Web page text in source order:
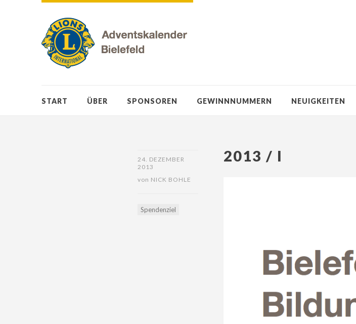
START ÜBER SPONSOREN GEWINNNUMMERN NEUIGKEITEN
24. DEZEMBER
2013
von NICK BOHLE
Spendenziel
2013 / I